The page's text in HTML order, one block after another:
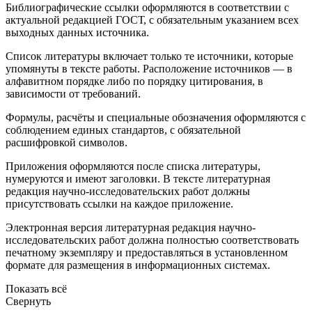
Библиографические ссылки оформляются в соответствии с
актуальной редакцией ГОСТ, с обязательным указанием всех
выходных данных источника.
Список литературы включает только те источники, которые
упомянуты в тексте работы. Расположение источников — в
алфавитном порядке либо по порядку цитирования, в
зависимости от требований.
Формулы, расчёты и специальные обозначения оформляются с
соблюдением единых стандартов, с обязательной
расшифровкой символов.
Приложения оформляются после списка литературы,
нумеруются и имеют заголовки. В тексте литературная
редакция научно-исследовательских работ должны
присутствовать ссылки на каждое приложение.
Электронная версия литературная редакция научно-
исследовательских работ должна полностью соответствовать
печатному экземпляру и предоставляться в установленном
формате для размещения в информационных системах.
Показать всё
Свернуть